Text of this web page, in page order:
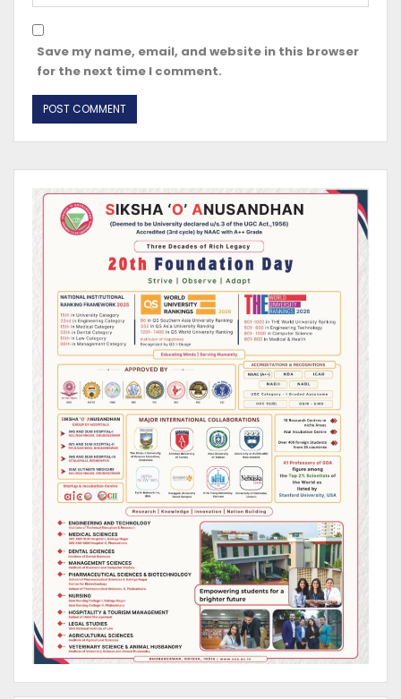
Save my name, email, and website in this browser
for the next time I comment.